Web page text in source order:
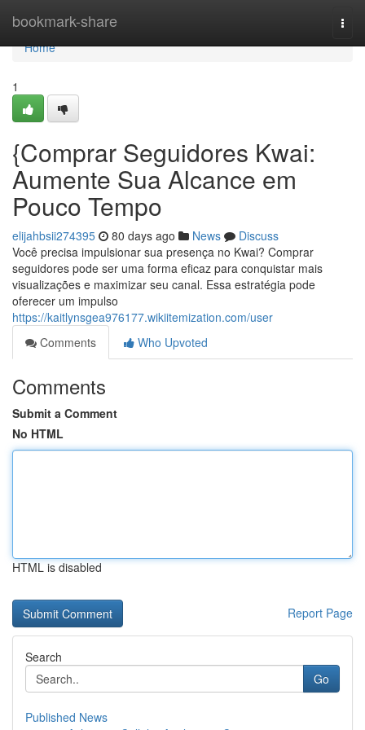
bookmark-share
Home
Home
1
{Comprar Seguidores Kwai:
Aumente Sua Alcance em
Pouco Tempo
elijahbsii274395 80 days ago News
Discuss
Você precisa impulsionar sua presença no Kwai? Comprar
seguidores pode ser uma forma eficaz para conquistar mais
visualizações e maximizar seu canal. Essa estratégia pode
oferecer um impulso
https://kaitlynsgea976177.wikiitemization.com/user
Comments
Who Upvoted
Comments
Submit a Comment
No HTML
HTML is disabled
Report Page
Search
Go
Published News